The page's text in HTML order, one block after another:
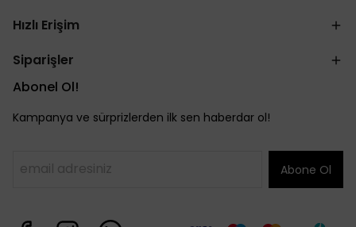
Hızlı Erişim
Siparişler
Abonel Ol!
Kampanya ve sürprizlerden ilk sen haberdar ol!
Abone Ol